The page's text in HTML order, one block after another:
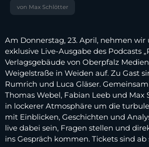
von Max Schlötter
Am Donnerstag, 23. April, nehmen wir
exklusive Live-Ausgabe des Podcasts
Verlagsgebäude von Oberpfalz
Weigelstraße in Weiden auf. Zu Gast
Rumrich und Luca Gläser.
Thomas Webel, Fabian Leeb und Max
in lockerer Atmosphäre um die
mit Einblicken, Geschichten und
live dabei sein, Fragen stellen und
ins Gespräch kommen. Tickets sind